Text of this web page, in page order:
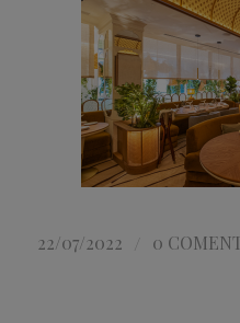
22/07/2022 0